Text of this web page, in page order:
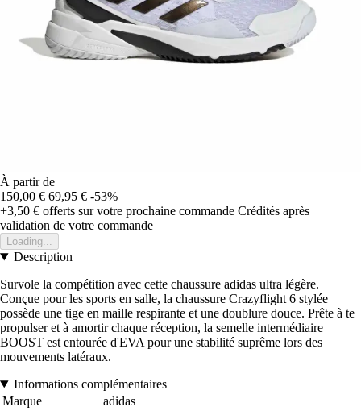
À partir de
150,00 € 69,95 € -53%
+3,50 € offerts sur votre prochaine commande Crédités après
validation de votre commande
Loading...
Description
Survole la compétition avec cette chaussure adidas ultra légère.
Conçue pour les sports en salle, la chaussure Crazyflight 6 stylée
possède une tige en maille respirante et une doublure douce. Prête à te
propulser et à amortir chaque réception, la semelle intermédiaire
BOOST est entourée d'EVA pour une stabilité suprême lors des
mouvements latéraux.
Informations complémentaires
Marque
adidas